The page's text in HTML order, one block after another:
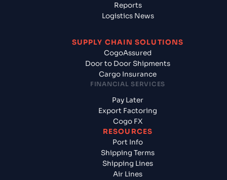
Reports
Logistics News
SUPPLY CHAIN SOLUTIONS
CogoAssured
Door to Door Shipments
Cargo Insurance
FINANCIAL SERVICES
Pay Later
Export Factoring
Cogo FX
RESOURCES
Port Info
Shipping Terms
Shipping Lines
Air Lines